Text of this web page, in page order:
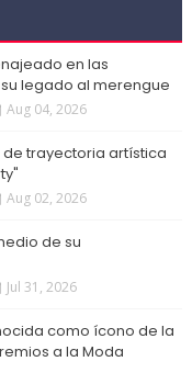
en las
legado al merengue
Aug 04, 2026
trayectoria artística
Aug 02, 2026
de su
Jul 31, 2026
como ícono de la
a la Moda